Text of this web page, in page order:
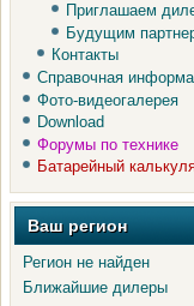
Приглашаем
Будущим
Контакты
Справочная
Фото-видеогалерея
Download
Форумы по технике
Батарейный
Ваш регион
Регион не найден
Ближайшие дилеры